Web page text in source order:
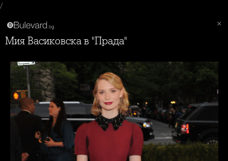
/
Мия Васиковска в "Прада"